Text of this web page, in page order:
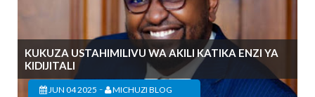
KUKUZA USTAHIMILIVU WA AKILI KATIKA ENZI YA
KIDIJITALI
JUN 04 2025 - MICHUZI BLOG